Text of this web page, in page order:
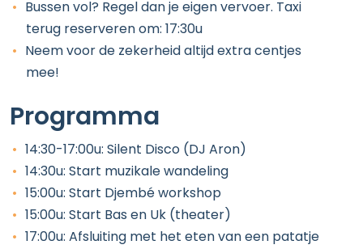
Bussen vol? Regel dan je eigen vervoer. Taxi
terug reserveren om: 17:30u
Neem voor de zekerheid altijd extra centjes
mee!
Programma
14:30-17:00u: Silent Disco (DJ Aron)
14:30u: Start muzikale wandeling
15:00u: Start Djembé workshop
15:00u: Start Bas en Uk (theater)
17:00u: Afsluiting met het eten van een patatje